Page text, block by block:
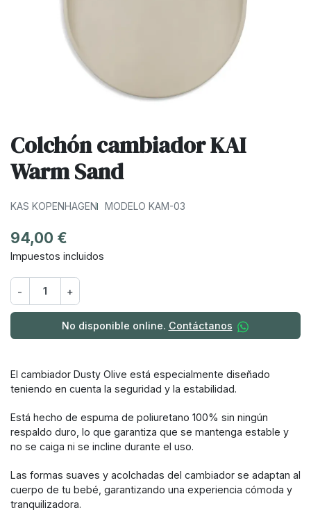
Colchón cambiador KAI
Warm Sand
KAS KOPENHAGEN MODELO KAM-03
94,00 €
Impuestos incluidos
- +
No disponible online. Contáctanos
El cambiador Dusty Olive está especialmente diseñado
teniendo en cuenta la seguridad y la estabilidad.
Está hecho de espuma de poliuretano 100% sin ningún
respaldo duro, lo que garantiza que se mantenga estable y
no se caiga ni se incline durante el uso.
Las formas suaves y acolchadas del cambiador se adaptan al
cuerpo de tu bebé, garantizando una experiencia cómoda y
tranquilizadora.